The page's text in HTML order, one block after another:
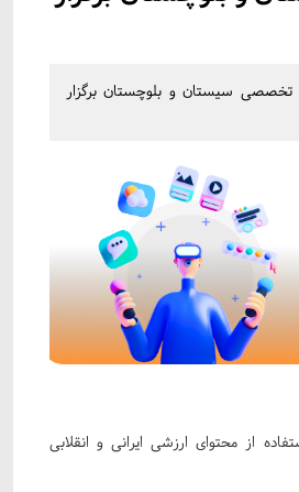
تخصصی سیستان و بلوچستان برگزار
از محتوای ارزشی ایرانی و انقلابی